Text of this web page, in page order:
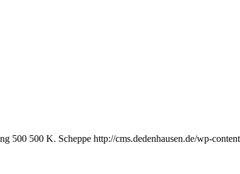
500 500 K. Scheppe http://cms.dedenhausen.de/wp-